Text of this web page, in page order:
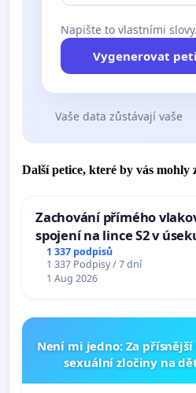
Napište to vlastními
Vygenerovat
Vaše data zůstávají vaše
Další petice, které by vás mohly
Zachování přímého
spojení na lince S2 v
Ostrava – Bohumín –
Mosty u Jablunkova
1 337 podpisů
1 337 Podpisy / 7 dní
1 Aug 2026
Není mi jedno: Za
sexuální zločiny na